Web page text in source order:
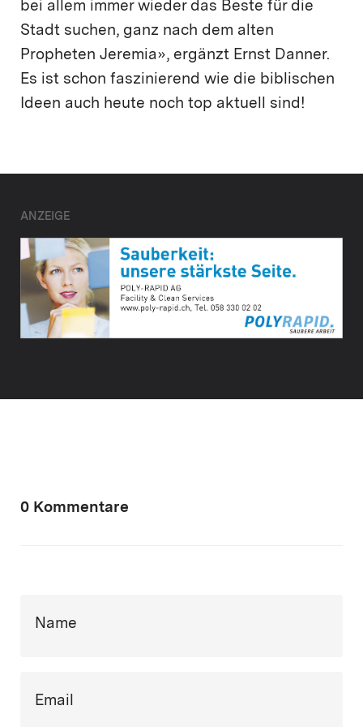
bei allem immer wieder das Beste für die
Stadt suchen, ganz nach dem alten
Propheten Jeremia», ergänzt Ernst Danner.
Es ist schon faszinierend wie die biblischen
Ideen auch heute noch top aktuell sind!
ANZEIGE
0 Kommentare
Name
Email